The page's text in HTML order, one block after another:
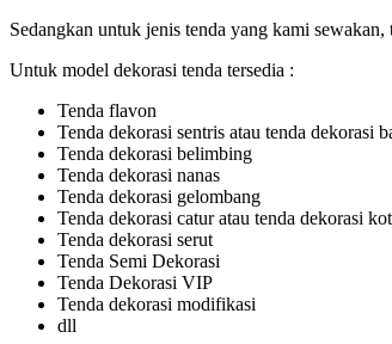
Sedangkan untuk jenis tenda yang kami
Untuk model dekorasi tenda tersedia :
Tenda flavon
Tenda dekorasi sentris atau tenda dekorasi
Tenda dekorasi belimbing
Tenda dekorasi nanas
Tenda dekorasi gelombang
Tenda dekorasi catur atau tenda dekorasi
Tenda dekorasi serut
Tenda Semi Dekorasi
Tenda Dekorasi VIP
Tenda dekorasi modifikasi
dll